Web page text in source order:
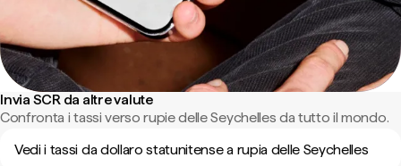
Invia SCR da altre valute
Confronta i tassi verso rupie delle Seychelles da tutto il mondo.
Vedi i tassi da dollaro statunitense a rupia delle Seychelles